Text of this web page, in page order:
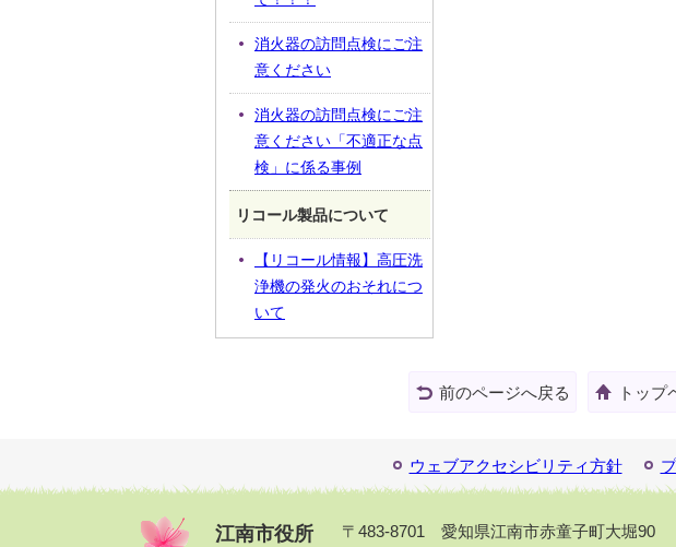
消火器の訪問点検にご注
意ください
消火器の訪問点検にご注
意ください「不適正な点
検」に係る事例
リコール製品について
【リコール情報】高圧洗
浄機の発火のおそれにつ
いて
前のページへ戻る トップ
ウェブアクセシビリティ方針
江南市役所 〒483-8701 愛知県江南市赤童子町大堀90